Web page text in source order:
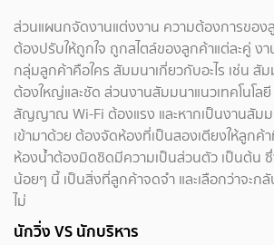
ส่วนแผนกจัดงานแต่งงาน ความต้องการของ
ต้องปรับให้ถูกใจ ถูกสไตล์ของลูกค้าแต่ละคู่ ง
กลุ่มลูกค้าคือใคร สัมมนาเกี่ยวกับอะไร เช่น
ต้องใหญ่และชัด ส่วนงานสัมมนาแนวเทคโนโล
สัญญาณ Wi-Fi ต้องแรง และหากเป็นงานสัม
เข้ามาด้วย ต้องจัดห้องที่เป็นสองเตียงให้ลูกค้
ห้องน้ำต้องมิดชิดมีความเป็นส่วนตัว เป็นต้น ซึ่
น้อยๆ นี้ เป็นสิ่งที่ลูกค้าจดจำ และเลือกว่าจะก
ไม่
นักวิ่ง VS นักบริหาร